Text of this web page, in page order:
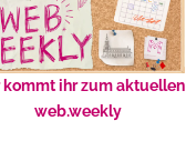
kommt ihr zum aktuellen
web.weekly